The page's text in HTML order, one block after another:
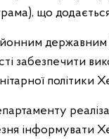
що
державним
забезпечити
політики
інформувати